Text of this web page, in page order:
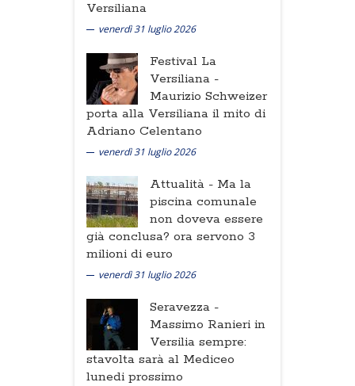
Versiliana
venerdì 31 luglio 2026
Festival La
Versiliana -
Maurizio Schweizer
porta alla Versiliana il mito di
Adriano Celentano
venerdì 31 luglio 2026
Attualità - Ma la
piscina comunale
non doveva essere
già conclusa? ora servono 3
milioni di euro
venerdì 31 luglio 2026
Seravezza -
Massimo Ranieri in
Versilia sempre:
stavolta sarà al Mediceo
lunedi prossimo